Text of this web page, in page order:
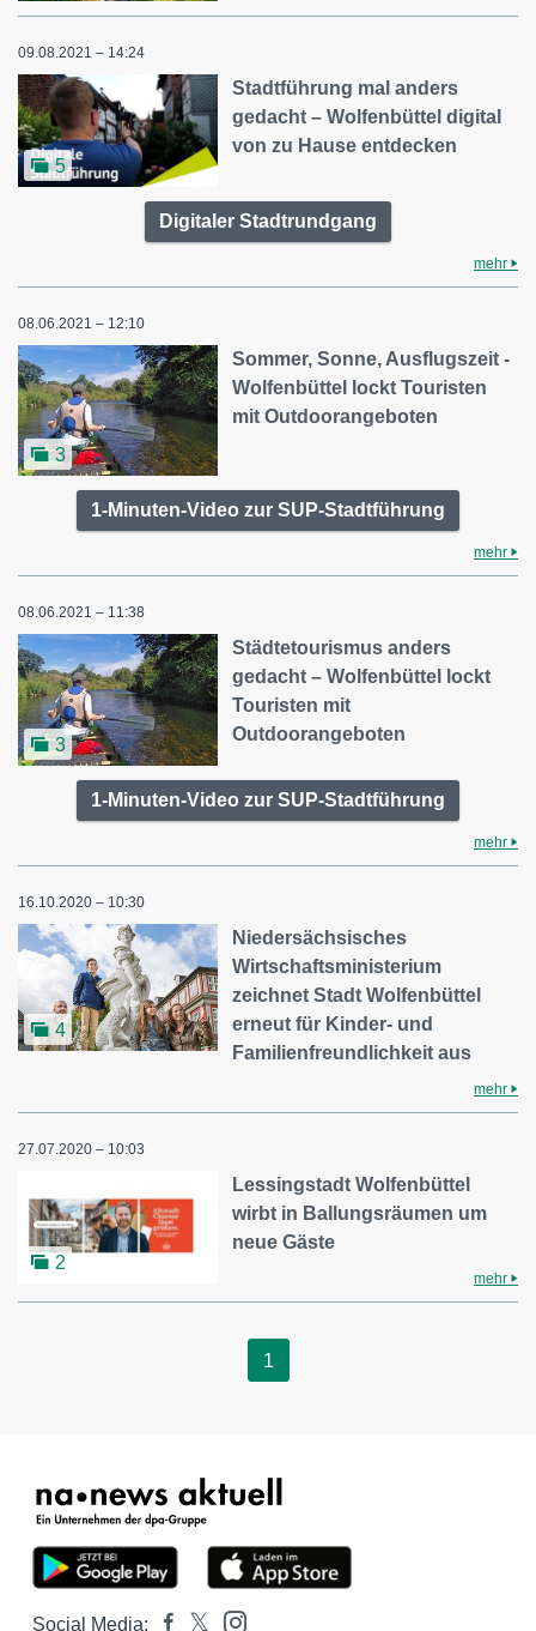
09.08.2021 – 14:24
5
Stadtführung mal anders
gedacht – Wolfenbüttel digital
von zu Hause entdecken
Digitaler Stadtrundgang
mehr
08.06.2021 – 12:10
3
Sommer, Sonne, Ausflugszeit -
Wolfenbüttel lockt Touristen
mit Outdoorangeboten
1-Minuten-Video zur SUP-Stadtführung
mehr
08.06.2021 – 11:38
3
Städtetourismus anders
gedacht – Wolfenbüttel lockt
Touristen mit
Outdoorangeboten
1-Minuten-Video zur SUP-Stadtführung
mehr
16.10.2020 – 10:30
4
Niedersächsisches
Wirtschaftsministerium
zeichnet Stadt Wolfenbüttel
erneut für Kinder- und
Familienfreundlichkeit aus
mehr
27.07.2020 – 10:03
2
Lessingstadt Wolfenbüttel
wirbt in Ballungsräumen um
neue Gäste
mehr
1
Social Media: